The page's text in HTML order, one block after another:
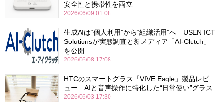
安全性と携帯性を両立
2026/06/09 01:08
生成AIは“個人利用”から“組織活用”へ USEN ICT
Solutionsが実態調査と新メディア「AI-Clutch」
を公開
2026/06/08 17:08
HTCのスマートグラス「VIVE Eagle」製品レビ
ュー AIと音声操作に特化した“日常使い”グラス
2026/06/03 17:30